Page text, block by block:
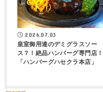
2026.07.03
皇室御用達のデミグラスソー
ス？！絶品ハンバーグ専門店！
「ハンバーグハセクラ本店」